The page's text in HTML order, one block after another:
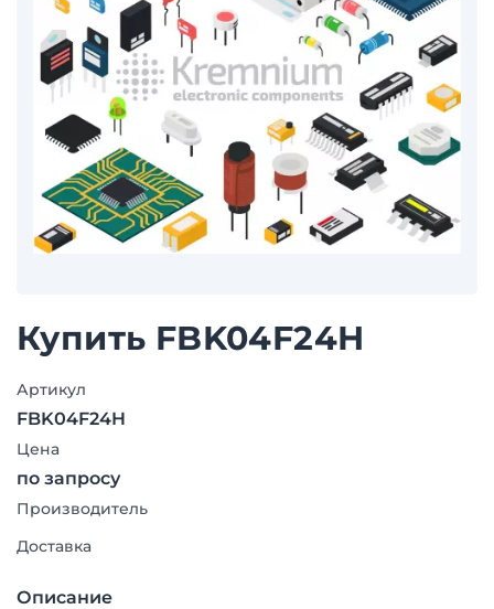
Купить FBK04F24H
Артикул
FBK04F24H
Цена
по запросу
Производитель
Доставка
Описание